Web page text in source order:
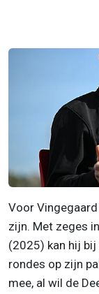
Voor
zijn. Met zeges
(2025) kan hij
rondes op zijn
mee, al wil de